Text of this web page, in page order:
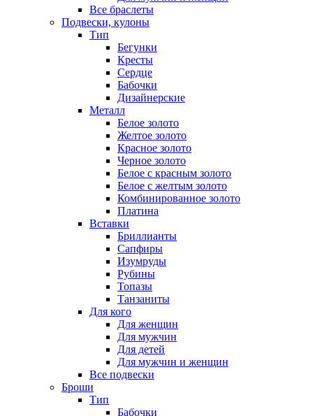
Все браслеты
Подвески, кулоны
Тип
Бегунки
Кресты
Сердце
Бабочки
Дизайнерские
Металл
Белое золото
Желтое золото
Красное золото
Черное золото
Белое с красным золото
Белое с желтым золото
Комбинированное золото
Платина
Вставки
Бриллианты
Сапфиры
Изумруды
Рубины
Топазы
Танзаниты
Для кого
Для женщин
Для мужчин
Для детей
Для мужчин и женщин
Все подвески
Броши
Тип
Бабочки